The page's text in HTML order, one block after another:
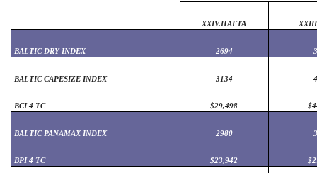
XXIV.HAFTA
BALTIC DRY INDEX 2694
BALTIC CAPESIZE INDEX 3134
BCI 4 TC $29,498
BALTIC PANAMAX INDEX 2980
BPI 4 TC $23,942